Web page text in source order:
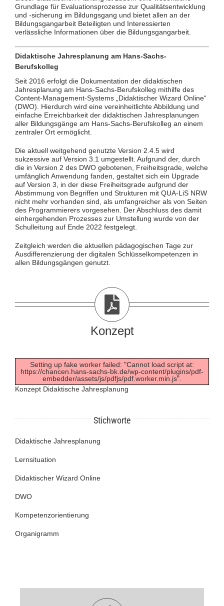
Grundlage für Evaluationsprozesse zur Qualitätsentwicklung
und -sicherung im Bildungsgang und bietet allen an der
Bildungsgangarbeit Beteiligten und Interessierten
verlässliche Informationen über die Bildungsgangarbeit.
Didaktische Jahresplanung am Hans-Sachs-
Berufskolleg
Seit 2016 erfolgt die Dokumentation der didaktischen
Jahresplanung am Hans-Sachs-Berufskolleg mithilfe des
Content-Management-Systems „Didaktischer Wizard Online“
(DWO). Hierdurch wird eine vereinheitlichte Abbildung und
einfache Erreichbarkeit der didaktischen Jahresplanungen
aller Bildungsgänge am Hans-Sachs-Berufskolleg an einem
zentraler Ort ermöglicht.
Die aktuell weitgehend genutzte Version 2.4.5 wird
sukzessive auf Version 3.1 umgestellt. Aufgrund der, durch
die in Version 2 des DWO gebotenen, Freiheitsgrade, welche
umfänglich Anwendung fanden, gestaltet sich ein Upgrade
auf Version 3, in der diese Freiheitsgrade aufgrund der
Abstimmung von Begriffen und Strukturen mit QUA-LiS NRW
nicht mehr vorhanden sind, als umfangreicher als von Seiten
des Programmierers vorgesehen. Der Abschluss des damit
einhergehenden Prozesses zur Umstellung wurde von der
Schulleitung auf Ende 2022 festgelegt.
Zeitgleich werden die aktuellen pädagogischen Tage zur
Ausdifferenzierung der digitalen Schlüsselkompetenzen in
allen Bildungsgängen genutzt.
Konzept
Setting up fake worker failed: "Cannot load script at:
https://chancen.hans-sachs-bk.de/wp-content/plugins/pdf-
embedder/assets/js/pdfjs/pdf.worker.min.js".
Konzept Didaktische Jahresplanung
Stichworte
Didaktische Jahresplanung
Lernsituation
Didaktischer Wizard Online
DWO
Kompetenzorientierung
Organigramm